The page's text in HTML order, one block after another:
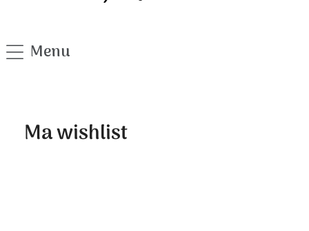
Menu
Ma wishlist